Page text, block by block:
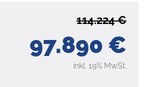
97.890 €
114.224 €
inkl. 19% MwSt.